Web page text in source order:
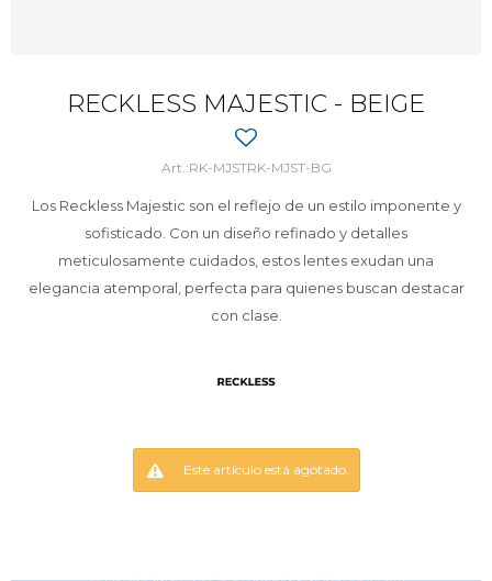
RECKLESS MAJESTIC - BEIGE
RK-MJSTRK-MJST-BG
Los Reckless Majestic son el reflejo de un estilo imponente y
sofisticado. Con un diseño refinado y detalles
meticulosamente cuidados, estos lentes exudan una
elegancia atemporal, perfecta para quienes buscan destacar
con clase.
Este artículo está agotado.